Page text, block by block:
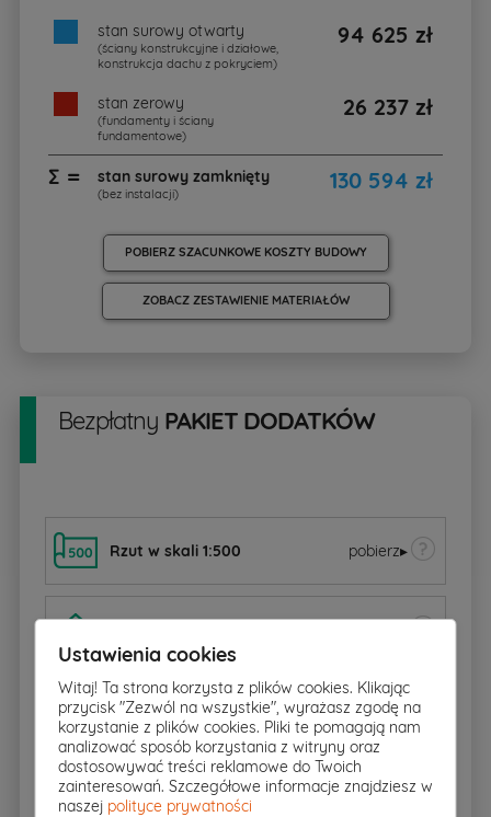
stan surowy otwarty
(ściany konstrukcyjne i działowe,
konstrukcja dachu z pokryciem)
94 625 zł
stan zerowy
(fundamenty i ściany
fundamentowe)
26 237 zł
∑ = stan surowy zamknięty
(bez instalacji) 130 594 zł
POBIERZ SZACUNKOWE KOSZTY BUDOWY
ZOBACZ ZESTAWIENIE MATERIAŁÓW
Bezpłatny PAKIET DODATKÓW
Rzut w skali 1:500 pobierz▸
Zgoda na zmiany
Dziennik budowy
Ustawienia cookies
Witaj! Ta strona korzysta z plików cookies. Klikając
przycisk "Zezwól na wszystkie", wyrażasz zgodę na
korzystanie z plików cookies. Pliki te pomagają nam
analizować sposób korzystania z witryny oraz
dostosowywać treści reklamowe do Twoich
zainteresowań. Szczegółowe informacje znajdziesz w
naszej polityce prywatności